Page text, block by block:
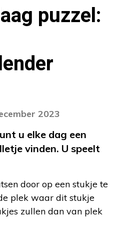
puzzel:
2023
u elke dag een
vinden. U speelt
door op een stukje te
plek waar dit stukje
zullen dan van plek